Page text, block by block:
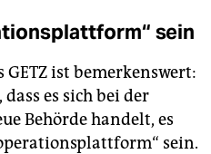
sein
GETZ ist bemerkenswert:
es sich bei der
Behörde handelt, es
sein.